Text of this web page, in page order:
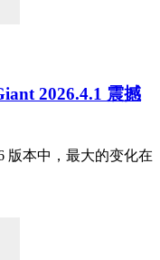
2026.4.1 震撼
版本中，最大的变化在